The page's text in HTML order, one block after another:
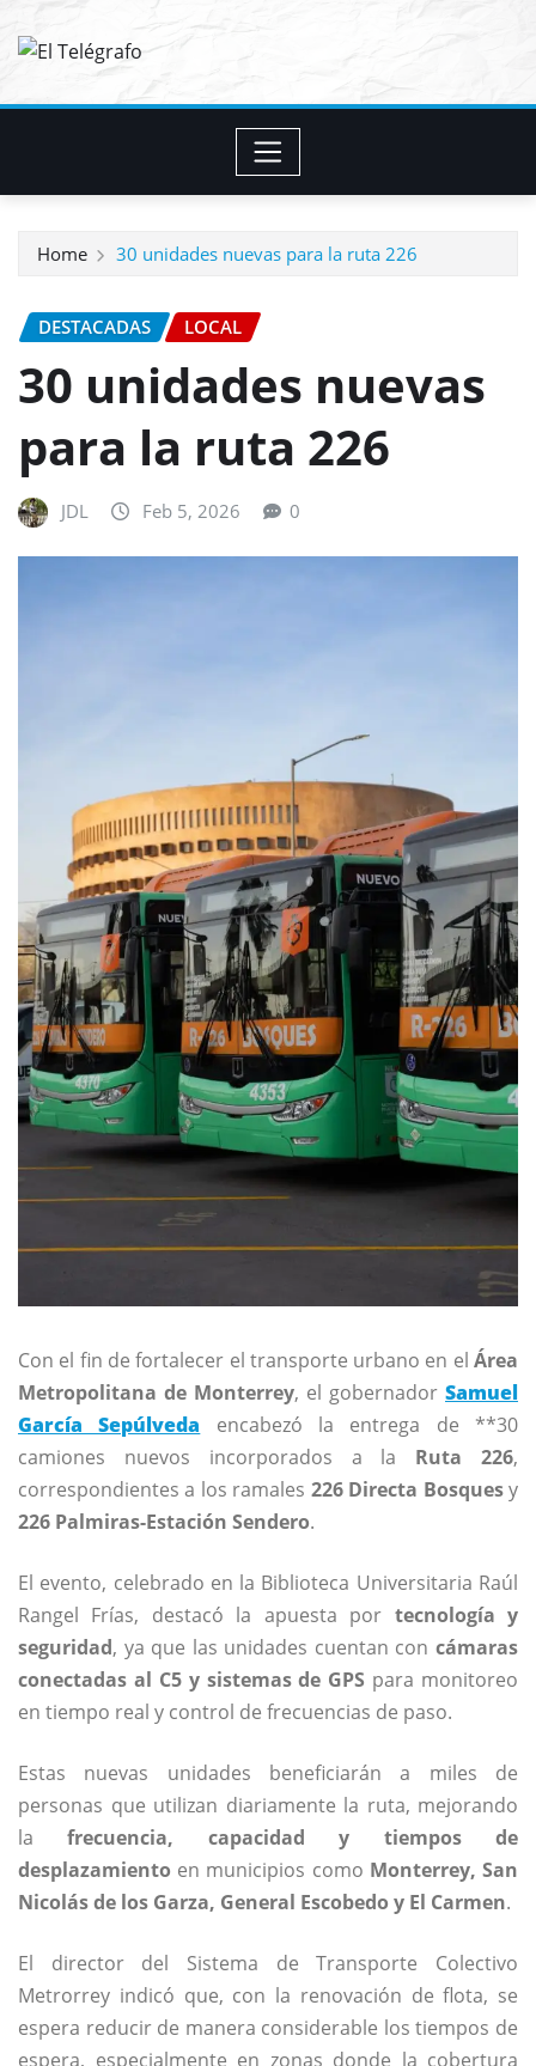
Home 30 unidades nuevas para la ruta 226
DESTACADAS LOCAL
30 unidades nuevas
para la ruta 226
JDL Feb 5, 2026 0
Con el fin de fortalecer el transporte urbano en el Área
Metropolitana de Monterrey, el gobernador Samuel
García Sepúlveda encabezó la entrega de **30
camiones nuevos incorporados a la Ruta 226,
correspondientes a los ramales 226 Directa Bosquesy
226 Palmiras-Estación Sendero.
El evento, celebrado en la Biblioteca Universitaria Raúl
Rangel Frías, destacó la apuesta por tecnología y
seguridad, ya que las unidades cuentan con cámaras
conectadas al C5 y sistemas de GPS para monitoreo
en tiempo real y control de frecuencias de paso.
Estas nuevas unidades beneficiarán a miles de
personas que utilizan diariamente la ruta, mejorando
lafrecuencia, capacidad y tiempos de
desplazamiento en municipios como Monterrey, San
Nicolás de los Garza, General Escobedo y El Carmen.
El director del Sistema de Transporte Colectivo
Metrorrey indicó que, con la renovación de flota, se
espera reducir de manera considerable los tiempos de
espera, especialmente en zonas donde la cobertura